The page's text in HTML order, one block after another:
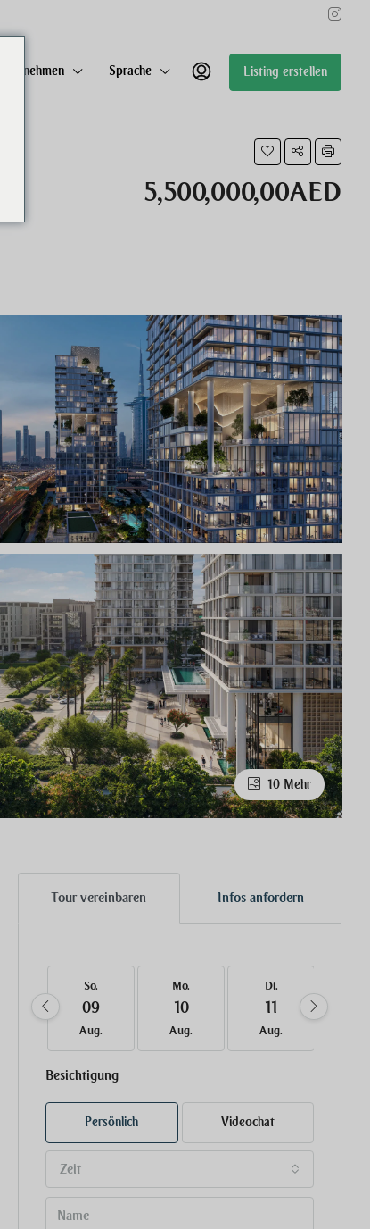
Unternehmen Sprache Listing erstellen
5,500,000,00AED
10 Mehr
Tour vereinbaren Infos anfordern
So.
09
Aug.
Mo.
10
Aug.
Di.
11
Aug.
Besichtigung
Persönlich Videochat
Zeit